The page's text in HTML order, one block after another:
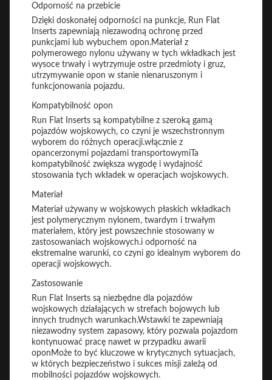
Odporność na przebicie
Dzięki doskonałej odporności na punkcje, Run Flat
Inserts zapewniają niezawodną ochronę przed
punkcjami lub wybuchem opon.Materiał z
polymerowego nylonu używany w tych wkładkach jest
wysoce trwały i wytrzymuje ostre przedmioty i gruz,
utrzymywanie opon w stanie nienaruszonym i
funkcjonowania pojazdu.
Kompatybilność opon
Run Flat Inserts są kompatybilne z szeroką gamą
pojazdów wojskowych, co czyni je wszechstronnym
wyborem do różnych operacji.włącznie z
opancerzonymi pojazdami transportowymiTa
kompatybilność zwiększa wygodę i wydajność
stosowania tych wkładek w operacjach wojskowych.
Materiał
Materiał używany w wojskowych płaskich wkładkach
jest polymerycznym nylonem, twardym i trwałym
materiałem, który jest powszechnie stosowany w
zastosowaniach wojskowych.i odporność na
ekstremalne warunki, co czyni go idealnym wyborem do
operacji wojskowych.
Zastosowanie
Run Flat Inserts są niezbędne dla pojazdów
wojskowych działających w strefach bojowych lub
innych trudnych warunkach.Wstawki te zapewniają
niezawodny system zapasowy, który pozwala pojazdom
kontynuować pracę nawet w przypadku awarii
oponMoże to być kluczowe w krytycznych sytuacjach,
w których bezpieczeństwo i sukces misji zależą od
mobilności pojazdów wojskowych.